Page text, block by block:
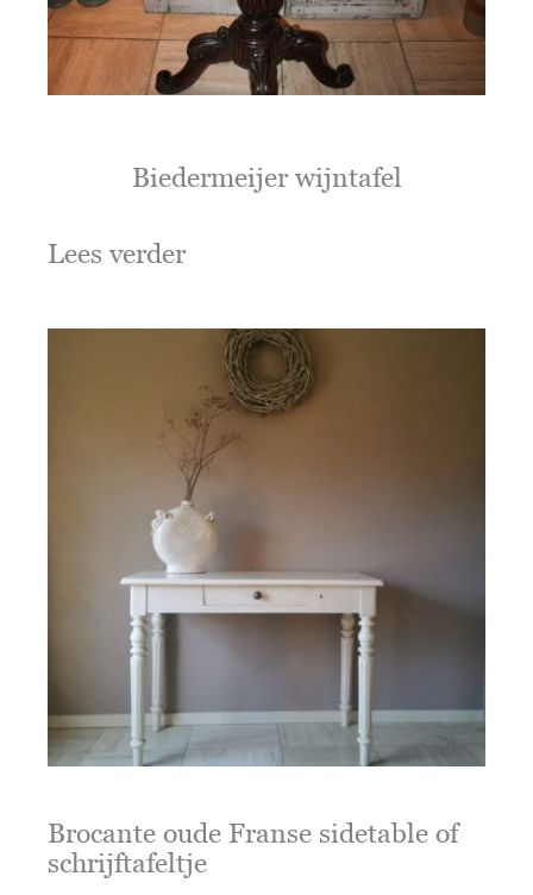
Biedermeijer wijntafel
Lees verder
Brocante oude Franse sidetable of
schrijftafeltje